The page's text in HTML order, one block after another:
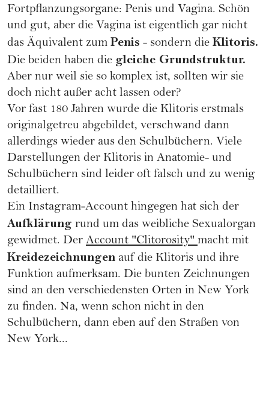
Fortpflanzungsorgane: Penis und Vagina. Schön
und gut, aber die Vagina ist eigentlich gar nicht
das Äquivalent zum Penis - sondern die Klitoris.
Die beiden haben die gleiche Grundstruktur.
Aber nur weil sie so komplex ist, sollten wir sie
doch nicht außer acht lassen oder?
Vor fast 180 Jahren wurde die Klitoris erstmals
originalgetreu abgebildet, verschwand dann
allerdings wieder aus den Schulbüchern. Viele
Darstellungen der Klitoris in Anatomie- und
Schulbüchern sind leider oft falsch und zu wenig
detailliert.
Ein Instagram-Account hingegen hat sich der
Aufklärung rund um das weibliche Sexualorgan
gewidmet. Der Account "Clitorosity"macht mit
Kreidezeichnungen auf die Klitoris und ihre
Funktion aufmerksam. Die bunten Zeichnungen
sind an den verschiedensten Orten in New York
zu finden. Na, wenn schon nicht in den
Schulbüchern, dann eben auf den Straßen von
New York...